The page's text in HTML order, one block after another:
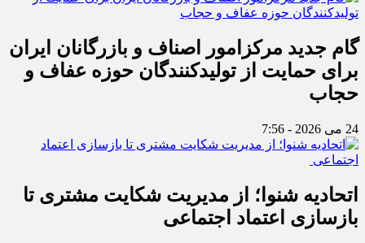
گام جدید مرکزامور اصناف و بازرگانان ایران
برای حمایت از تولیدکنندگان حوزه عفاف و
حجاب
24 می 2026 - 7:56
اتحادیه شنوا؛ از مدیریت شکایت مشتری تا
بازسازی اعتماد اجتماعی ‌